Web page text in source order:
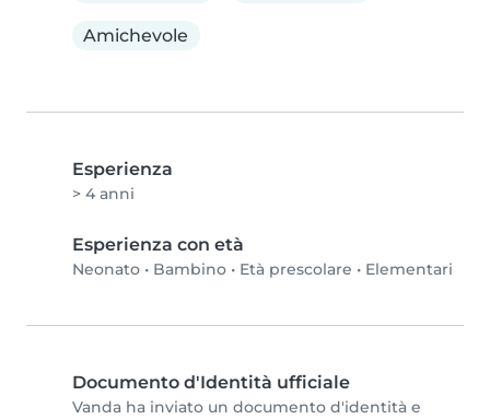
Amichevole
Esperienza
> 4 anni
Esperienza con età
Neonato • Bambino • Età prescolare • Elementari
Documento d'Identità ufficiale
Vanda ha inviato un documento d'identità e